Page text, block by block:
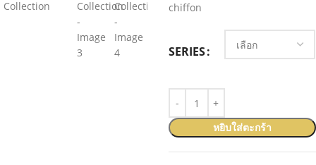
chiffon
SERIES
หยิบใส่ตะกร้า